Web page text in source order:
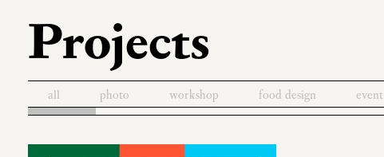
Projects
all photo workshop food design event